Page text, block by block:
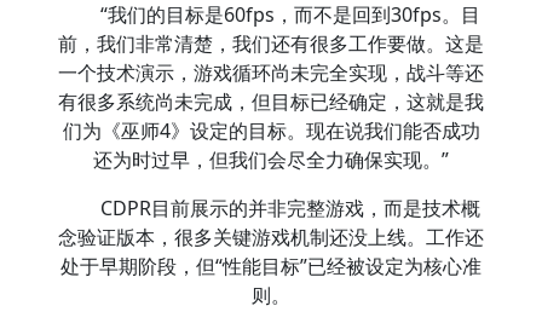
“我们的目标是60fps，而不是回到30fps。目
前，我们非常清楚，我们还有很多工作要做。这是
一个技术演示，游戏循环尚未完全实现，战斗等还
有很多系统尚未完成，但目标已经确定，这就是我
们为《巫师4》设定的目标。现在说我们能否成功
还为时过早，但我们会尽全力确保实现。”
CDPR目前展示的并非完整游戏，而是技术概
念验证版本，很多关键游戏机制还没上线。工作还
处于早期阶段，但“性能目标”已经被设定为核心准
则。